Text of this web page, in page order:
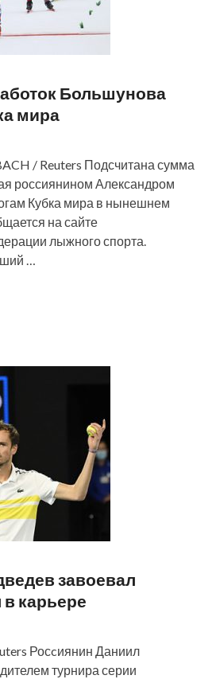
Большунова
мира
/ Reuters Подсчитана сумма
россиянином Александром
Кубка мира в нынешнем
на сайте
лыжного спорта.
…
завоевал
карьере
Росcиянин Даниил
турнира серии